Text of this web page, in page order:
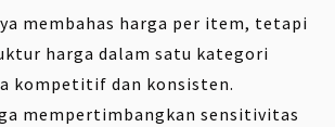
membahas harga per item, tetapi
harga dalam satu kategori
kompetitif dan konsisten.
mempertimbangkan sensitivitas